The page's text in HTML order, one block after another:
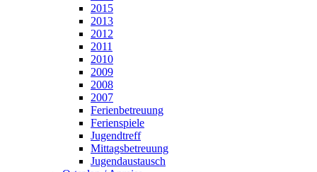
2015
2013
2012
2011
2010
2009
2008
2007
Ferienbetreuung
Ferienspiele
Jugendtreff
Mittagsbetreuung
Jugendaustausch